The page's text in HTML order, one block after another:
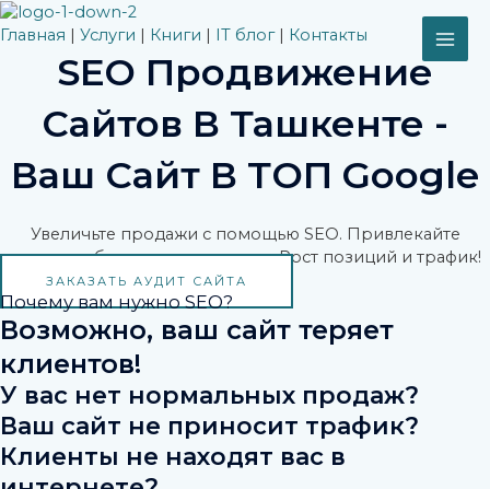
Перейти
к
содержимому
Главная | Услуги | Книги | IT блог| Контакты
SEO Продвижение
Сайтов В Ташкенте -
Ваш Сайт В ТОП Google
Увеличьте продажи с помощью SEO. Привлекайте
клиентов бесплатно из поиска. Рост позиций и трафик!
ЗАКАЗАТЬ АУДИТ САЙТА
Почему вам нужно SEO?
Возможно, ваш сайт теряет
клиентов!
У вас нет нормальных продаж?
Ваш сайт не приносит трафик?
Клиенты не находят вас в